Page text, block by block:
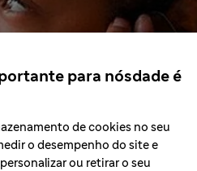
para nósdade é
de cookies no seu
o desempenho do site e
ou retirar o seu